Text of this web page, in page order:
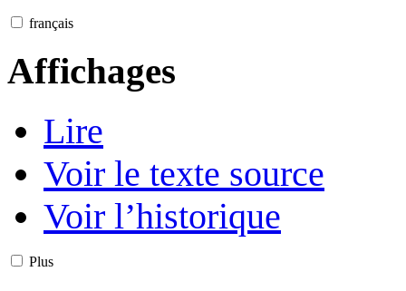
français
Affichages
Lire
Voir le texte source
Voir l’historique
Plus